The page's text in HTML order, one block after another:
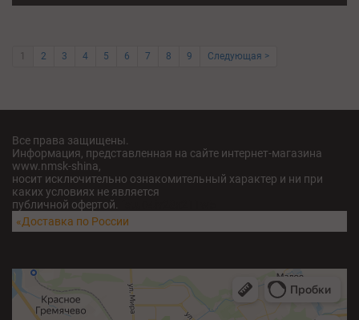
1 2 3 4 5 6 7 8 9 Следующая >
Все права защищены.
Информация, представленная на сайте интернет-магазина
www.nmsk-shina,
носит исключительно ознакомительный характер и ни при
каких условиях не является
публичной офертой.
«Доставка по России